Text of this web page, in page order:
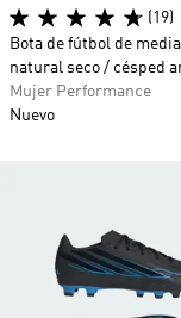
(19)
Bota de fútbol de
natural seco / césped
Mujer Performance
Nuevo